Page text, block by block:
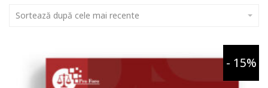
Sortează după cele mai recente
- 15%